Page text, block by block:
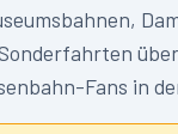
Fans in